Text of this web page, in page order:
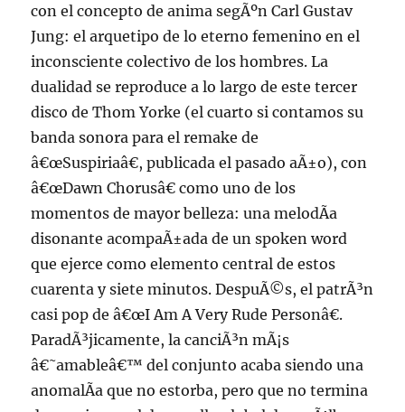
con el concepto de anima segÃºn Carl Gustav
Jung: el arquetipo de lo eterno femenino en el
inconsciente colectivo de los hombres. La
dualidad se reproduce a lo largo de este tercer
disco de Thom Yorke (el cuarto si contamos su
banda sonora para el remake de
â€œSuspiriaâ€, publicada el pasado aÃ±o), con
â€œDawn Chorusâ€ como uno de los
momentos de mayor belleza: una melodÃ­a
disonante acompaÃ±ada de un spoken word
que ejerce como elemento central de estos
cuarenta y siete minutos. DespuÃ©s, el patrÃ³n
casi pop de â€œI Am A Very Rude Personâ€.
ParadÃ³jicamente, la canciÃ³n mÃ¡s
â€˜amableâ€™ del conjunto acaba siendo una
anomalÃ­a que no estorba, pero que no termina